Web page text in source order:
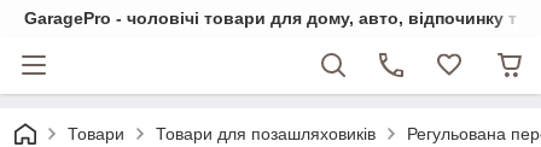
GaragePro - чоловічі товари для дому, авто, відпочинку та
Товари Товари для позашляховиків Регульована